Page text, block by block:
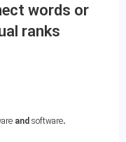
words or
ranks
andsoftware.